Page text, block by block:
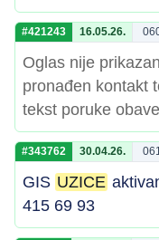
#421243 16.05.26.
Oglas nije
pronađen kontakt
tekst poruke
#343762 30.04.26.
GIS UZICE
415 69 93